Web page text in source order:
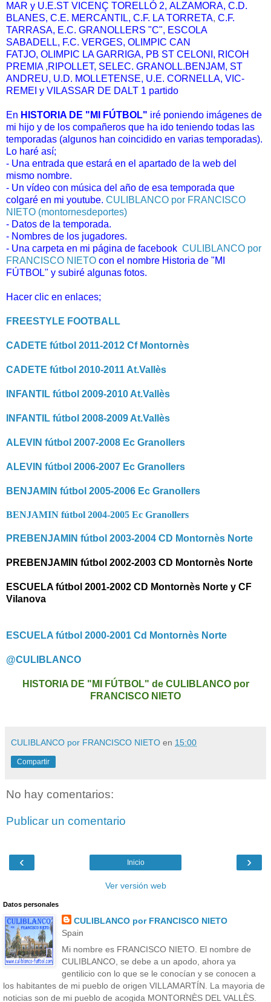
MAR y U.E.ST VICENÇ TORELLÓ 2, ALZAMORA, C.D.
BLANES, C.E. MERCANTIL, C.F. LA TORRETA, C.F.
TARRASA, E.C. GRANOLLERS "C", ESCOLA
SABADELL, F.C. VERGES, OLIMPIC CAN
FATJO, OLIMPIC LA GARRIGA, PB ST CELONI, RICOH
PREMIA ,RIPOLLET, SELEC. GRANOLL.BENJAM, ST
ANDREU, U.D. MOLLETENSE, U.E. CORNELLA, VIC-
REMEI y VILASSAR DE DALT 1 partido
En HISTORIA DE "MI FÚTBOL" iré poniendo imágenes de
mi hijo y de los compañeros que ha ido teniendo todas las
temporadas (algunos han coincidido en varias temporadas).
Lo haré así;
- Una entrada que estará en el apartado de la web del
mismo nombre.
- Un vídeo con música del año de esa temporada que
colgaré en mi youtube. CULIBLANCO por FRANCISCO
NIETO (montornesdeportes)
- Datos de la temporada.
- Nombres de los jugadores.
- Una carpeta en mi página de facebook CULIBLANCO por
FRANCISCO NIETO con el nombre Historia de "MI
FÚTBOL" y subiré algunas fotos.
Hacer clic en enlaces;
FREESTYLE FOOTBALL
CADETE fútbol 2011-2012 Cf Montornès
CADETE fútbol 2010-2011 At.Vallès
INFANTIL fútbol 2009-2010 At.Vallès
INFANTIL fútbol 2008-2009 At.Vallès
ALEVIN fútbol 2007-2008 Ec Granollers
ALEVIN fútbol 2006-2007 Ec Granollers
BENJAMIN fútbol 2005-2006 Ec Granollers
BENJAMIN fútbol 2004-2005 Ec Granollers
PREBENJAMIN fútbol 2003-2004 CD Montornès Norte
PREBENJAMIN fútbol 2002-2003 CD Montornès Norte
ESCUELA fútbol 2001-2002 CD Montornès Norte y CF
Vilanova
ESCUELA fútbol 2000-2001 Cd Montornès Norte
@CULIBLANCO
HISTORIA DE "MI FÚTBOL" de CULIBLANCO por
FRANCISCO NIETO
CULIBLANCO por FRANCISCO NIETO en 15:00
Compartir
No hay comentarios:
Publicar un comentario
‹ ›
Inicio
Ver versión web
Datos personales
CULIBLANCO por FRANCISCO NIETO
Spain
Mi nombre es FRANCISCO NIETO. El nombre de
CULIBLANCO, se debe a un apodo, ahora ya
gentilicio con lo que se le conocían y se conocen a
los habitantes de mi pueblo de origen VILLAMARTÍN. La mayoria de
noticias son de mi pueblo de acogida MONTORNÈS DEL VALLÈS.